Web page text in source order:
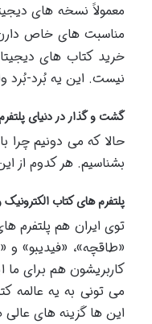
معمولاً نسخه های
مناسبت های خاص
خرید کتاب های
نیست. این یه بُرد-بُرد
گشت و گذار در دنیای
حالا که می دونیم چرا
بشناسیم. هر کدوم از
پلتفرم های کتاب
توی ایران هم پلتفرم
«طاقچه»، «فیدیبو»
کاربریشون هم برای
می تونی به یه عالمه
این ها گزینه های